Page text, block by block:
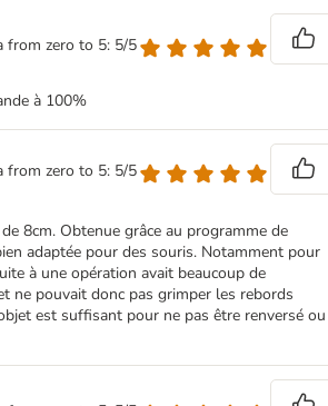
from zero to 5: 5/5
à 100%
from zero to 5: 5/5
8cm. Obtenue grâce au programme de
adaptée pour des souris. Notamment pour
à une opération avait beaucoup de
ne pouvait donc pas grimper les rebords
est suffisant pour ne pas être renversé ou